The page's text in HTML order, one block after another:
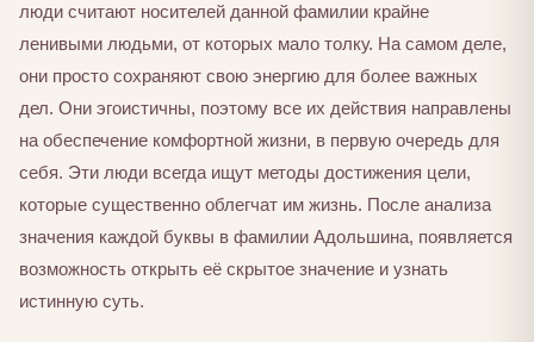
люди считают носителей данной фамилии крайне
ленивыми людьми, от которых мало толку. На самом деле,
они просто сохраняют свою энергию для более важных
дел. Они эгоистичны, поэтому все их действия направлены
на обеспечение комфортной жизни, в первую очередь для
себя. Эти люди всегда ищут методы достижения цели,
которые существенно облегчат им жизнь. После анализа
значения каждой буквы в фамилии Адольшина, появляется
возможность открыть её скрытое значение и узнать
истинную суть.